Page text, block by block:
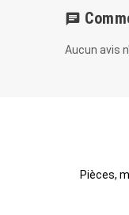
chat
Aucun avis
Pièces,